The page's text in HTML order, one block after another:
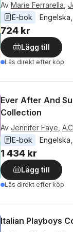
Av Marie Ferrarella
E-bok
Engelska
724 kr
Lägg till
Läs direkt efter köp
Ever After And
Collection
Av Jennifer Faye
E-bok
Engelska
1 434 kr
Lägg till
Läs direkt efter köp
Italian Playboys